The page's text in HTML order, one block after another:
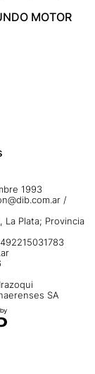
MOTOR
1993
/
La Plata; Provincia
SA